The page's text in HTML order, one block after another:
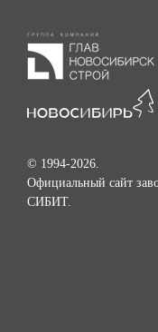
© 1994-2026.
Официальный сайт
СИБИТ.